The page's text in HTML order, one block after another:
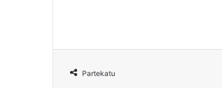
Partekatu